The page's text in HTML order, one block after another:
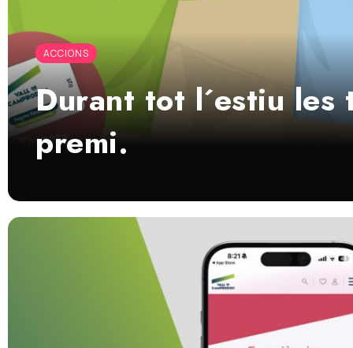
ACCIONS
Durant tot l´estiu les
premi.